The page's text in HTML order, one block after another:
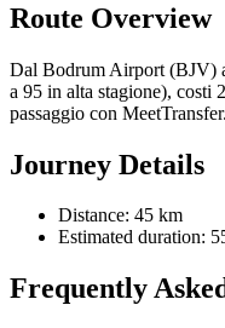
Route Overview
Dal Bodrum Airport (BJV)
a 95 in alta stagione), costi
passaggio con MeetTransfer.
Journey Details
Distance: 45 km
Estimated duration:
Frequently